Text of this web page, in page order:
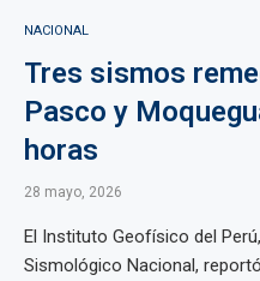
NACIONAL
Tres sismos
Pasco y
horas
28 mayo, 2026
El Instituto Geofísico del
Sismológico Nacional,